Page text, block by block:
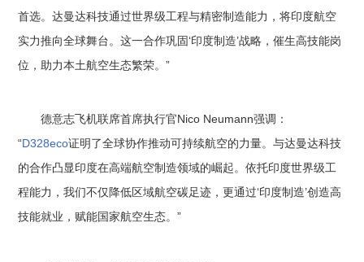
首选。达曼达科技通过世界级工程与精密制造能力，将印度航空
实力推向全球舞台。这一合作巩固‘印度制造’战略，催生高技能岗
位，助力本土航空生态繁荣。”
德意志飞机联席首席执行官Nico Neumann强调：
“D328eco证明了全球协作推动可持续航空的力量。与达曼达科技
的合作凸显印度在高端航空制造领域的崛起。依托印度世界级工
程能力，我们不仅降低区域航空碳足迹，更通过‘印度制造’创造高
技能就业，赋能国家航空生态。”